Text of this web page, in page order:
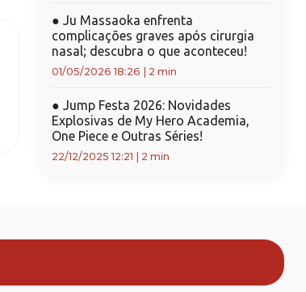
● Ju Massaoka enfrenta
complicações graves após cirurgia
nasal; descubra o que aconteceu!
01/05/2026 18:26 2 min
● Jump Festa 2026: Novidades
Explosivas de My Hero Academia,
One Piece e Outras Séries!
22/12/2025 12:21 2 min